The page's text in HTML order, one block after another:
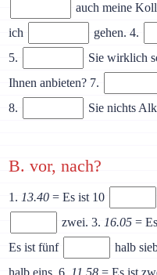
auch meine
ich
gehen. 4.
5.
Sie wirklich
Ihnen anbieten? 7.
8.
Sie nichts
B. vor, nach?
1. 13.40 = Es ist 10
zwei. 3. 16.05 =
Es ist fünf
halb